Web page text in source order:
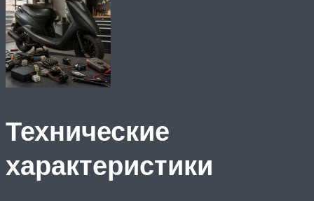
Технические
характеристики